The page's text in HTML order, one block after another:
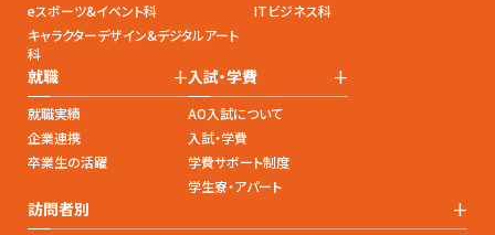
eスポーツ&イベント科
ITビジネス科
キャラクターデザイン&デジタルアート
科
就職 +
就職実績
企業連携
卒業生の活躍
入試・学費 +
AO入試について
入試・学費
学費サポート制度
学生寮・アパート
訪問者別 +